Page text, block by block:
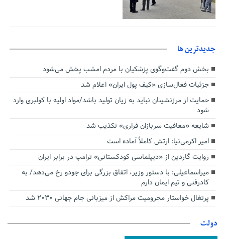
جديدترين ها
بخش دوم گفت‌وگوی پزشکیان با مردم امشب پخش می‌شود
جزئیات فعال‌سازی «کیف پول ایران» اعلام شد
حمایت از مرزنشینان نباید به زیان تولید باشد/مواد اولیه با کولبری وارد
شود
شایعه «معافیت سربازان فراری» تکذیب شد
امیر اکرمی‌نیا: ارتش کاملاً آماده است
روایت گاردین از «دیپلماسی کودکستانی» ترامپ در برابر ایران
میراسماعیلی: با دستور وزیر، اتفاق بزرگی برای جودو رخ می‌دهد/ به
کادرفنی و تیم ایمان دارم
پرتغال خواستار محرومیت مراکش از میزبانی جام جهانی ۲۰۳۰ شد
دولت